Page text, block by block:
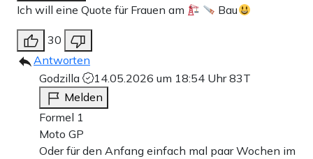
Ich will eine Quote für Frauen am
Bau
30
Antworten
Godzilla
14.05.2026 um 18:54 Uhr83T
Melden
Formel 1
Moto GP
Oder für den Anfang einfach mal paar Wochen im